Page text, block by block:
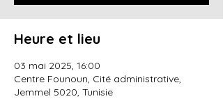
Heure et lieu
03 mai 2025, 16:00
Centre Founoun, Cité administrative,
Jemmel 5020, Tunisie